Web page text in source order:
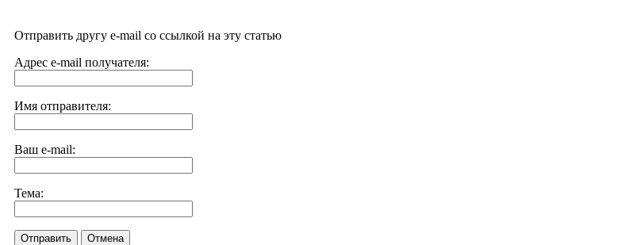
Отправить другу e-mail со ссылкой на эту статью
Адрес e-mail получателя:
Имя отправителя:
Ваш e-mail:
Тема:
Отправить Отмена